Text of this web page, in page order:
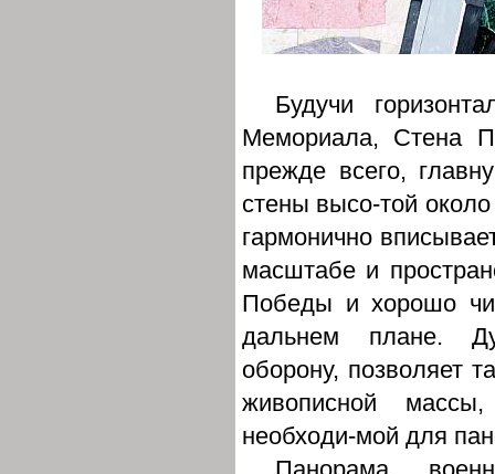
Будучи
Мемориала, Стена
прежде всего,
стены высо-той
гармонично
масштабе и
Победы и хорошо
дальнем плане.
оборону, позволяет
живописной
необходи-мой для